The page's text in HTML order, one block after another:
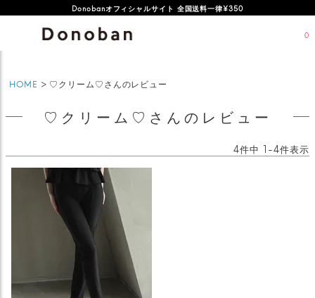
Donobanオフィシャルサイト 全国送料一律¥350
0
HOME ♡クリーム♡さんのレビュー
♡クリーム♡さんのレビュー
4件中 1 -4件表示